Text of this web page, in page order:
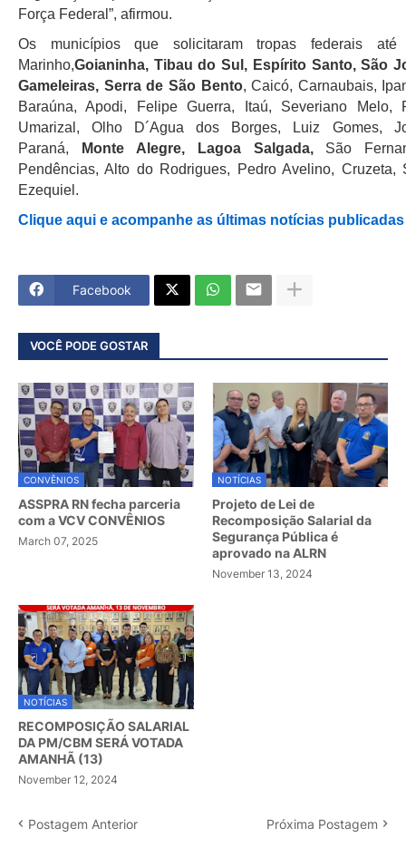
Força Federal”, afirmou.
Os municípios que solicitaram tropas federais
Marinho,Goianinha, Tibau do Sul, Espírito Santo, São
Gameleiras, Serra de São Bento, Caicó, Carnaubais,
Baraúna, Apodi, Felipe Guerra, Itaú, Severiano Melo,
Umarizal, Olho D´Agua dos Borges, Luiz Gomes,
Paraná,
Monte Alegre, Lagoa Salgada,São
Pendências, Alto do Rodrigues, Pedro Avelino,
Ezequiel.
Clique aqui e acompanhe as últimas notícias publicadas
Facebook
VOCÊ PODE GOSTAR
CONVÊNIOS
ASSPRA RN fecha parceria
com a VCV CONVÊNIOS
March 07, 2025
NOTÍCIAS
Projeto de Lei de
Recomposição Salarial da
Segurança Pública é
aprovado na ALRN
November 13, 2024
NOTÍCIAS
RECOMPOSIÇÃO SALARIAL
DA PM/CBM SERÁ VOTADA
AMANHÃ (13)
November 12, 2024
Postagem Anterior Próxima Postagem